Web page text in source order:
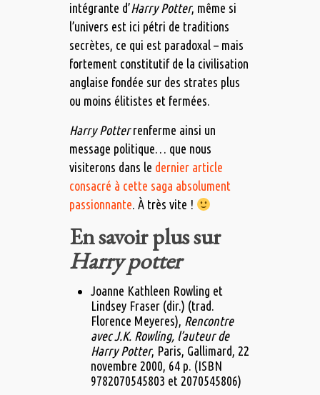
intégrante d’Harry Potter, même si
l’univers est ici pétri de traditions
secrètes, ce qui est paradoxal – mais
fortement constitutif de la civilisation
anglaise fondée sur des strates plus
ou moins élitistes et fermées.
Harry Potterrenferme ainsi un
message politique… que nous
visiterons dans le dernier article
consacré à cette saga absolument
passionnante. À très vite !
En savoir plus sur
Harry potter
Joanne Kathleen Rowling et
Lindsey Fraser (dir.) (trad.
Florence Meyeres), Rencontre
avec J.K. Rowling, l’auteur de
Harry Potter, Paris, Gallimard,‎ 22
novembre 2000, 64 p. (ISBN
9782070545803 et 2070545806)